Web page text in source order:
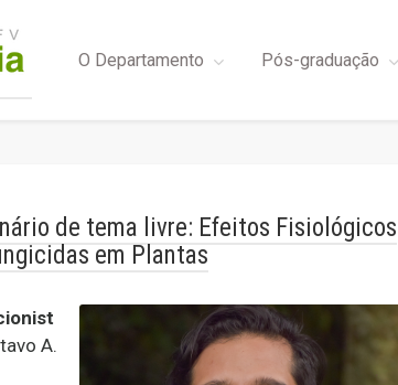
O Departamento Pós-graduação
de tema livre: Efeitos Fisiológicos
em Plantas
A.